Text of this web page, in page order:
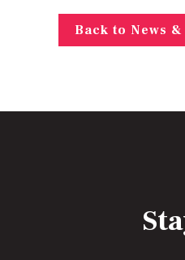
Back to News